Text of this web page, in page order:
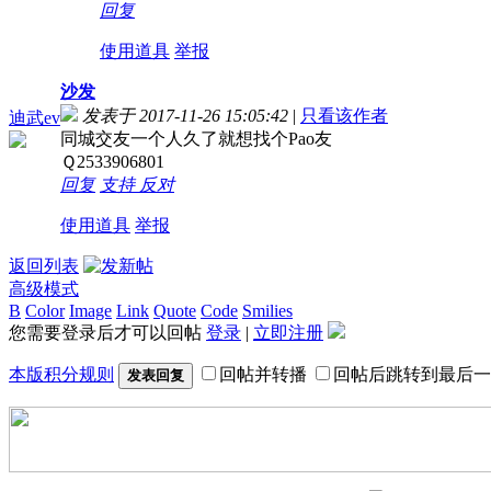
回复
使用道具 举报
迪武ev
沙发
发表于 2017-11-26 15:05:42 | 只看该作者
同城交友一个人久了就想找个Pao友
Ｑ2533906801
回复 支持 反对
使用道具 举报
返回列表
高级模式
B Color Image Link Quote Code Smilies
您需要登录后才可以回帖 登录 | 立即注册
本版积分规则 发表回复 回帖并转播 回帖后跳转到最后